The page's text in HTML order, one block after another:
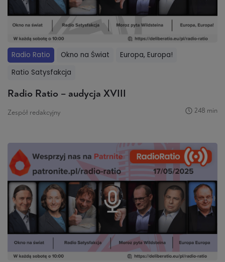
Radio Ratio Okno na Świat
Europa, Europa!
Ratio Satysfakcja
Radio Ratio – audycja XVIII
Zespół redakcyjny 248 min